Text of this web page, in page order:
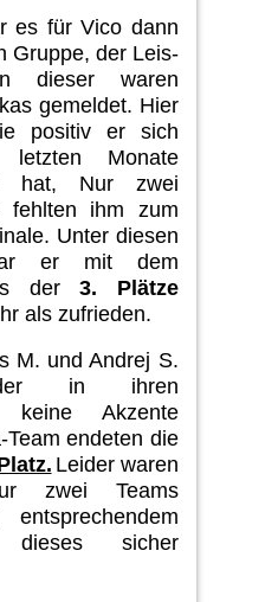
es für Vico dann
Gruppe, derLeis­
n dieser waren
gemeldet. Hier
positiv er sich
letzten Monate
hat, Nur zwei
fehlten ihm zum
Un­ter diesen
er mit dem
der 3. Plätze
als zufrieden.
M. und Andrej S.
in ihren
keine Akzente
endeten die
Lei­der waren
zwei Teams
entsprechendem
sicher